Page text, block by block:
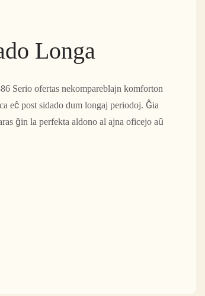
Longa
Serio ofertas nekompareblajn komforton
eĉ post sidado dum longaj periodoj. Ĝia
ĝin la perfekta aldono al ajna oficejo aŭ